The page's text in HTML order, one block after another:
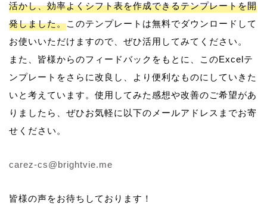
活かし、効率よくシフト表を作成できるテンプレートを開
発しました。このテンプレートは無料でダウンロードして
お使いいただけますので、ぜひ活用してみてください。
また、皆様からのフィードバックをもとに、このExcelテ
ンプレートをさらに改良し、より便利なものにしていきた
いと考えています。使用してみた感想や改善のご希望があ
りましたら、ぜひお気軽に以下のメールアドレスまでお寄
せください。
carez-cs@brightvie.me
皆様の声をお待ちしております！